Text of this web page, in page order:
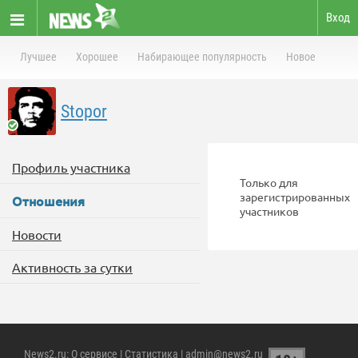
Вход
Лучшее Хорошее Набирающее популярность Новое
Stopor
Профиль участника
Отношения
Новости
Активность за сутки
Только для
зарегистрированных
участников
News2.ru: О сервисе | Статистика | admin@news2.ru